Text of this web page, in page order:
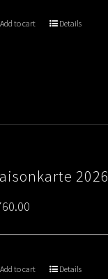
Add to cart Details
2026
Add to cart Details